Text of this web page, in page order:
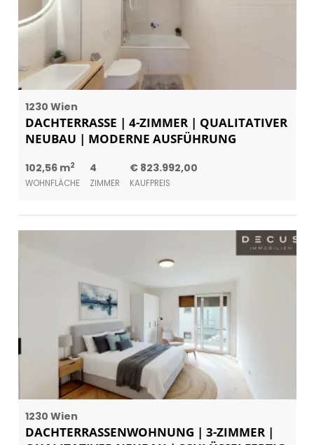
1230 Wien
DACHTERRASSE | 4-ZIMMER | QUALITATIVER
NEUBAU | MODERNE AUSFÜHRUNG
102,56 m2
WOHNFLÄCHE
4
ZIMMER
€ 823.992,00
KAUFPREIS
1230 Wien
DACHTERRASSENWOHNUNG | 3-ZIMMER |